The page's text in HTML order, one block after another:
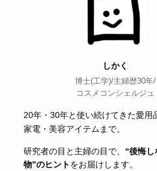
しかく
博士(工学)/主婦歴30年/
コスメコンシェルジュ
20年・30年と使い続けてきた愛用
家電・美容アイテムまで。
研究者の目と主婦の目で、 “後悔
物”のヒントをお届けします。